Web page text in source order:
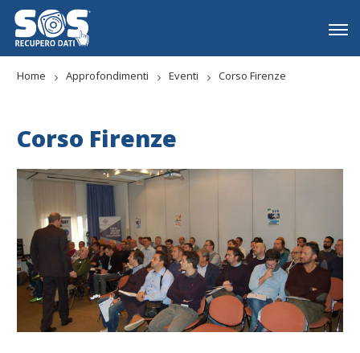
Home Approfondimenti Eventi Corso Firenze
Corso Firenze